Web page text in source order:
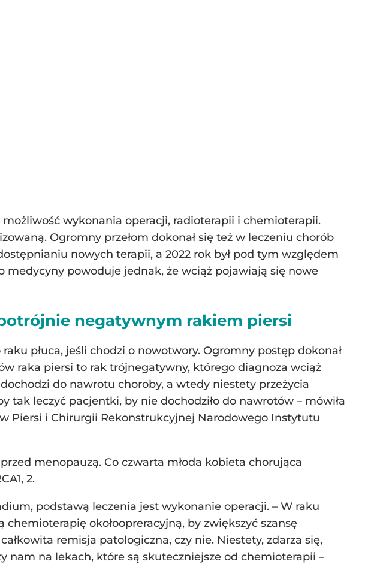
wykonania operacji, radioterapii i chemioterapii.
Ogromny przełom dokonał się też w leczeniu chorób
nowych terapii, a 2022 rok był pod tym względem
medycyny powoduje jednak, że wciąż pojawiają się nowe
negatywnym rakiem piersi
płuca, jeśli chodzi o nowotwory. Ogromny postęp dokonał
raka piersi to rak trójnegatywny, którego diagnoza wciąż
do nawrotu choroby, a wtedy niestety przeżycia
tak leczyć pacjentki, by nie dochodziło do nawrotów – mówiła
Piersi i Chirurgii Rekonstrukcyjnej Narodowego Instytutu
menopauzą. Co czwarta młoda kobieta chorująca
2.
podstawą leczenia jest wykonanie operacji. – W raku
okołoopreracyjną, by zwiększyć szansę
remisja patologiczna, czy nie. Niestety, zdarza się,
nam na lekach, które są skuteczniejsze od chemioterapii –